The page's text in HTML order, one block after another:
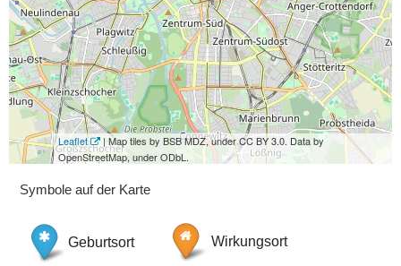
Leaflet
| Map tiles by BSB MDZ, under CC BY 3.0. Data by
OpenStreetMap, under ODbL.
Symbole auf der Karte
Geburtsort Wirkungsort